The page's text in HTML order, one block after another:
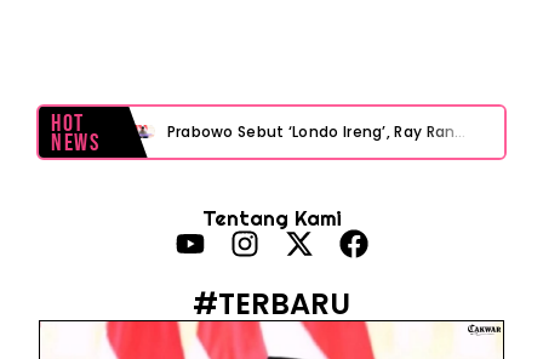
Hot
News Prabowo Sebut ‘Londo Ireng’, Ray Rangkuti Desak DPR Bersikap, Ini Ulasan Politiknya
Baterai Apple Watch Cepat Boros? Ini Penyebab dan Cara Mengatasinya
Tentang Kami
#TERBARU